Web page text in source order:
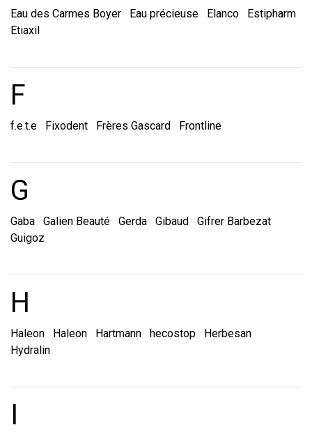
Eau des Carmes Boyer Eau précieuse Elanco
Estipharm
Etiaxil
Marques et
F
f.e.t.e Fixodent Frères Gascard Frontline
Marques et
G
Gaba Galien Beauté Gerda Gibaud
Gifrer Barbezat
Guigoz
Marques et
H
Haleon Haleon Hartmann hecostop
Herbesan
Hydralin
Marques et
I